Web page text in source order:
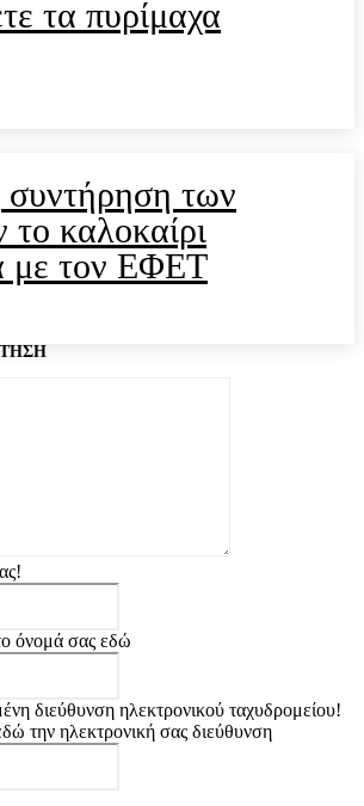
τα πυρίμαχα
των
το καλοκαίρι
με τον ΕΦΕΤ
όνομά σας εδώ
διεύθυνση ηλεκτρονικού ταχυδρομείου!
την ηλεκτρονική σας διεύθυνση